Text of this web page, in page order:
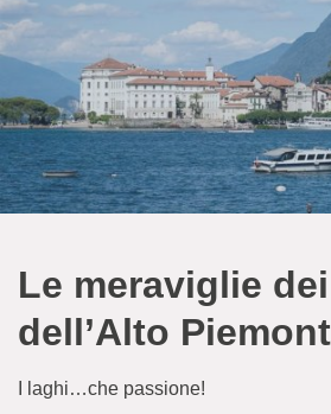
Le meraviglie
dell’Alto
I laghi…che passione!